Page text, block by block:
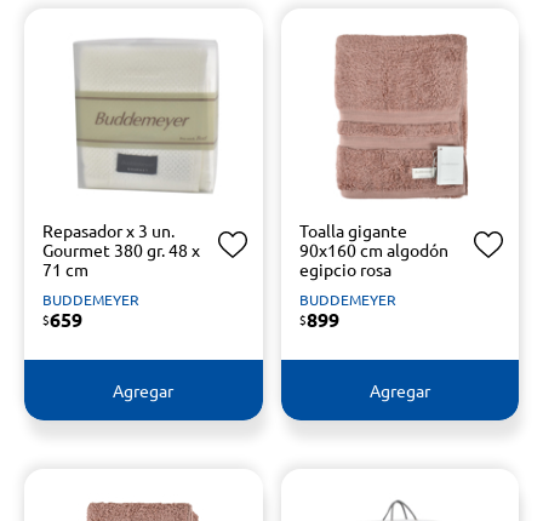
Repasador x 3 un.
Gourmet 380 gr. 48 x
71 cm
BUDDEMEYER
$659
Agregar
Toalla gigante
90x160 cm algodón
egipcio rosa
BUDDEMEYER
$899
Agregar